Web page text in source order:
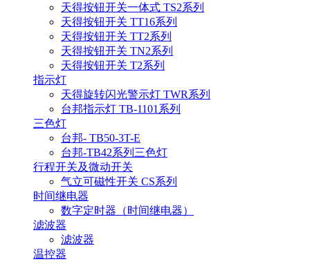
天得按钮开关一体式 TS2系列
天得按钮开关 TT16系列
天得按钮开关 TT2系列
天得按钮开关 TN2系列
天得按钮开关 T2系列
指示灯
天得旋转闪光警示灯 TWR系列
台邦指示灯 TB-1101系列
三色灯
台邦- TB50-3T-E
台邦-TB42系列三色灯
行程开关及微动开关
气立可磁性开关 CS系列
时间继电器
数字定时器（时间继电器）
滤波器
滤波器
温控器